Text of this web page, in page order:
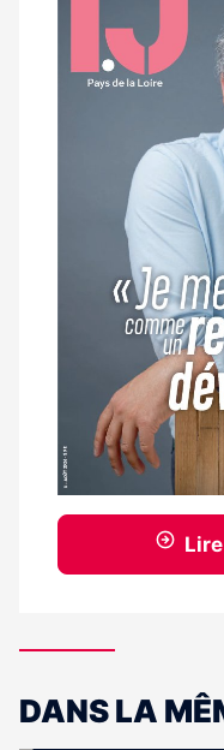
magazine
DANS LA